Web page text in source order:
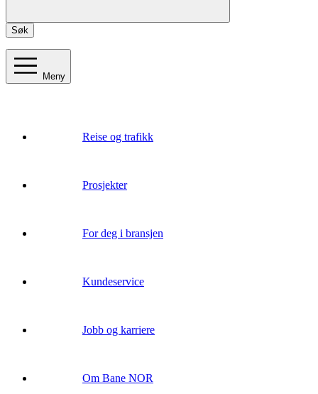
Søk
Meny
Reise og trafikk
Prosjekter
For deg i bransjen
Kundeservice
Jobb og karriere
Om Bane NOR